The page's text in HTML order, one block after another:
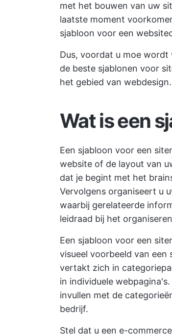
met het bouwen van uw
laatste moment
sjabloon voor een
Dus, voordat u moe wordt
de beste sjablonen voor
het gebied van webdesign.
Wat is een
Een sjabloon voor een
website of de layout van
dat je begint met het
Vervolgens organiseert u
waarbij gerelateerde
leidraad bij het
Een sjabloon voor een
visueel voorbeeld van een
vertakt zich in
in individuele
invullen met de
bedrijf.
Stel dat u een e-